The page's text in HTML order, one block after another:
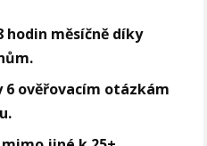
hodin měsíčně díky
ověřovacím otázkám